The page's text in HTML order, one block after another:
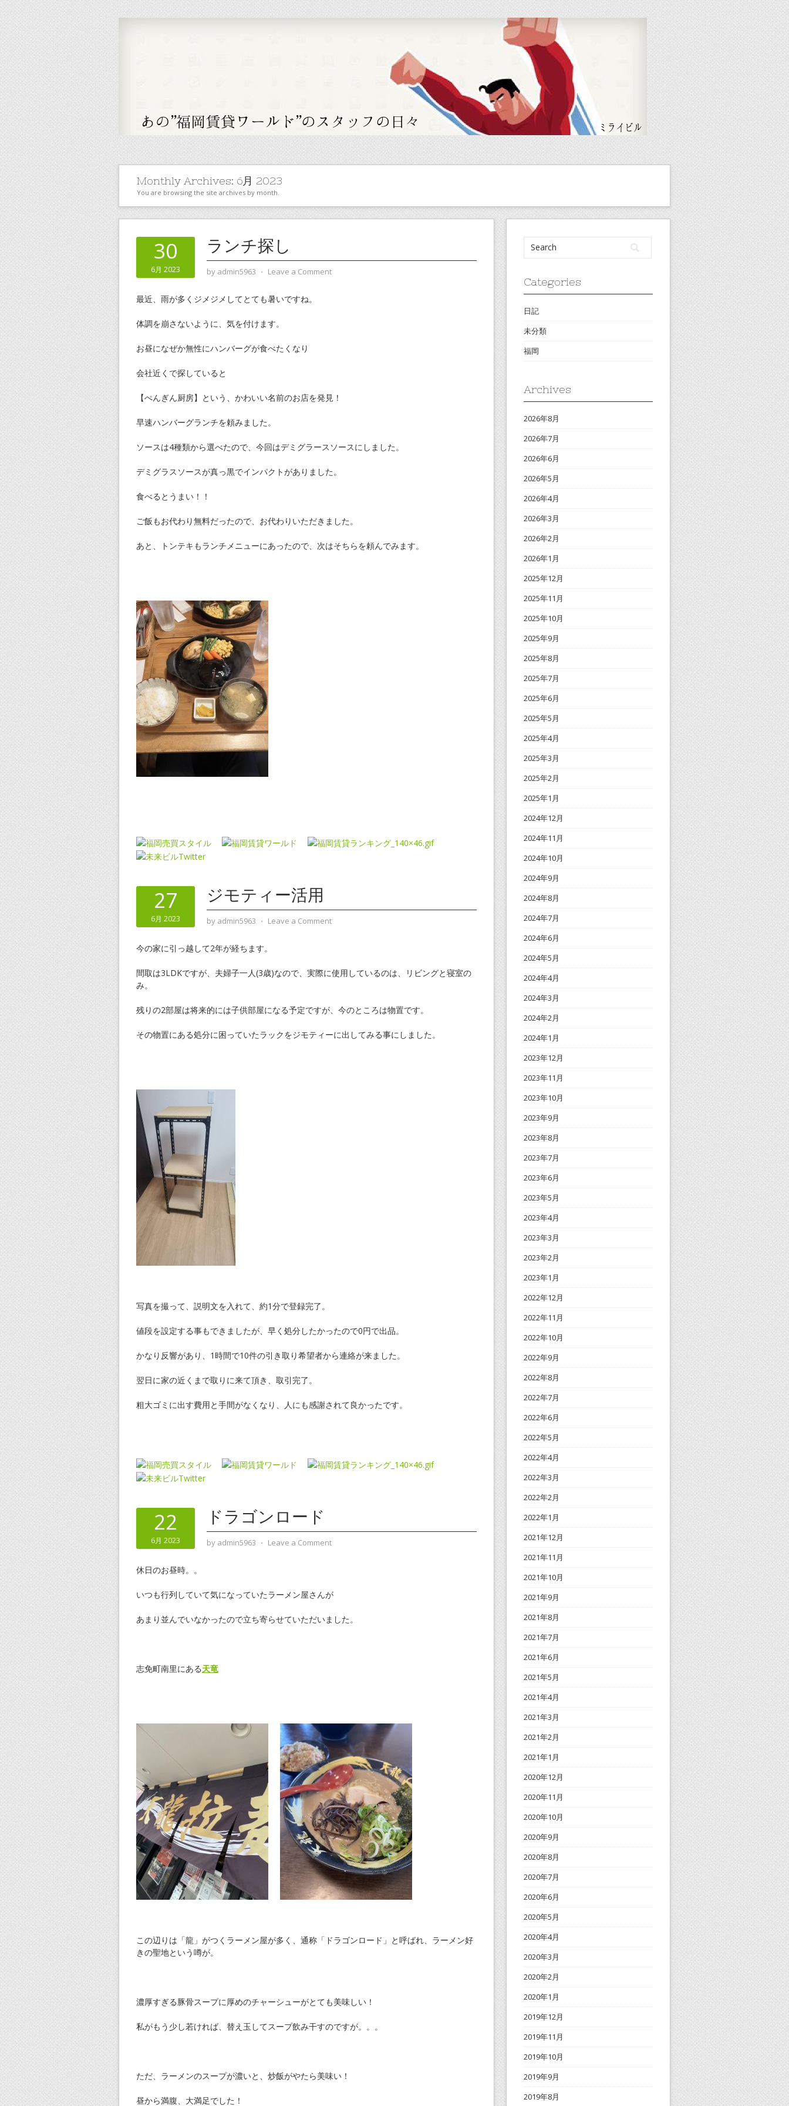
Monthly Archives: 6月 2023
You are browsing the site archives by month.
30
6月 2023
ランチ探し
by admin5963 ⋅ Leave a Comment
最近、雨が多くジメジメしてとても暑いですね。
体調を崩さないように、気を付けます。
お昼になぜか無性にハンバーグが食べたくなり
会社近くで探していると
【ぺんぎん厨房】という、かわいい名前のお店を発見！
早速ハンバーグランチを頼みました。
ソースは4種類から選べたので、今回はデミグラースソースにしました。
デミグラスソースが真っ黒でインパクトがありました。
食べるとうまい！！
ご飯もお代わり無料だったので、お代わりいただきました。
あと、トンテキもランチメニューにあったので、次はそちらを頼んでみます。
27
6月 2023
ジモティー活用
by admin5963 ⋅ Leave a Comment
今の家に引っ越して2年が経ちます。
間取は3LDKですが、夫婦子一人(3歳)なので、実際に使用しているのは、リビングと寝室の
み。
残りの2部屋は将来的には子供部屋になる予定ですが、今のところは物置です。
その物置にある処分に困っていたラックをジモティーに出してみる事にしました。
写真を撮って、説明文を入れて、約1分で登録完了。
値段を設定する事もできましたが、早く処分したかったので0円で出品。
かなり反響があり、1時間で10件の引き取り希望者から連絡が来ました。
翌日に家の近くまで取りに来て頂き、取引完了。
粗大ゴミに出す費用と手間がなくなり、人にも感謝されて良かったです。
22
6月 2023
ドラゴンロード
by admin5963 ⋅ Leave a Comment
休日のお昼時。。
いつも行列していて気になっていたラーメン屋さんが
あまり並んでいなかったので立ち寄らせていただいました。
志免町南里にある天竜
この辺りは「龍」がつくラーメン屋が多く、通称「ドラゴンロード」と呼ばれ、ラーメン好
きの聖地という噂が。
濃厚すぎる豚骨スープに厚めのチャーシューがとても美味しい！
私がもう少し若ければ、替え玉してスープ飲み干すのですが。。。
ただ、ラーメンのスープが濃いと、炒飯がやたら美味い！
昼から満腹、大満足でした！
Categories
日記
未分類
福岡
Archives
2026年8月
2026年7月
2026年6月
2026年5月
2026年4月
2026年3月
2026年2月
2026年1月
2025年12月
2025年11月
2025年10月
2025年9月
2025年8月
2025年7月
2025年6月
2025年5月
2025年4月
2025年3月
2025年2月
2025年1月
2024年12月
2024年11月
2024年10月
2024年9月
2024年8月
2024年7月
2024年6月
2024年5月
2024年4月
2024年3月
2024年2月
2024年1月
2023年12月
2023年11月
2023年10月
2023年9月
2023年8月
2023年7月
2023年6月
2023年5月
2023年4月
2023年3月
2023年2月
2023年1月
2022年12月
2022年11月
2022年10月
2022年9月
2022年8月
2022年7月
2022年6月
2022年5月
2022年4月
2022年3月
2022年2月
2022年1月
2021年12月
2021年11月
2021年10月
2021年9月
2021年8月
2021年7月
2021年6月
2021年5月
2021年4月
2021年3月
2021年2月
2021年1月
2020年12月
2020年11月
2020年10月
2020年9月
2020年8月
2020年7月
2020年6月
2020年5月
2020年4月
2020年3月
2020年2月
2020年1月
2019年12月
2019年11月
2019年10月
2019年9月
2019年8月